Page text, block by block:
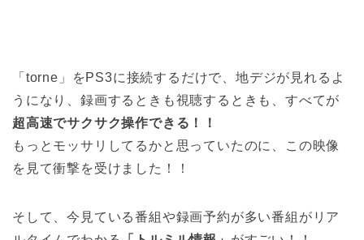
「torne」をPS3に接続するだけで、地デジが見れるよ
うになり、録画するときも視聴するときも、すべてが
超高速でサクサク操作できる！！
もっとモッサリしてるかと思っていたのに、この映像
を見て衝撃を受けました！！
そして、今見ている番組や録画予約が多い番組がリア